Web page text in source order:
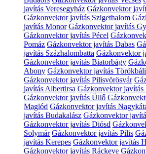
javítás Veresegyház Gázkonvektor
Gázkonvektor javítás Szigethalom
javítás Monor Gázkonvektor javítás
Gázkonvektor javítás Pécel
Pomáz Gázkonvektor javítás Dabas
javítás Százhalombatta Gázkonvektor
Gázkonvektor javítás Biatorbágy
Abony Gázkonvektor javítás
Gázkonvektor javítás Pilisvörösvár
javítás Albertirsa Gázkonvektor javítás
Gázkonvektor javítás Üllő
Maglód Gázkonvektor javítás
javítás Budakalász Gázkonvektor
Gázkonvektor javítás Diósd
Solymár Gázkonvektor javítás Pilis
javítás Kerepes Gázkonvektor javítás
Gázkonvektor javítás Ráckeve